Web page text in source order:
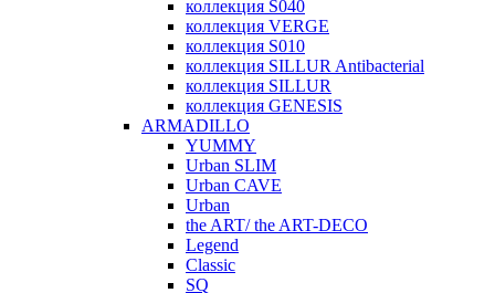
коллекция S040
коллекция VERGE
коллекция S010
коллекция SILLUR Antibacterial
коллекция SILLUR
коллекция GENESIS
ARMADILLO
YUMMY
Urban SLIM
Urban CAVE
Urban
the ART/ the ART-DECO
Legend
Classic
SQ